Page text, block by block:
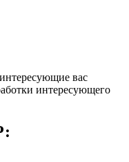
вас
интересующего